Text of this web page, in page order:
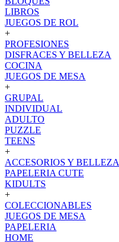
LIBROS
JUEGOS DE ROL
+
PROFESIONES
DISFRACES Y BELLEZA
COCINA
JUEGOS DE MESA
+
GRUPAL
INDIVIDUAL
ADULTO
PUZZLE
TEENS
+
ACCESORIOS Y BELLEZA
PAPELERIA CUTE
KIDULTS
+
COLECCIONABLES
JUEGOS DE MESA
PAPELERIA
HOME